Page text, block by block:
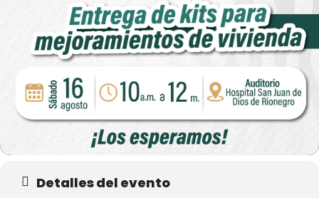
Detalles del evento